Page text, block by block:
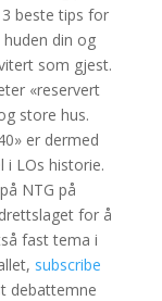
beste tips for
din og
som gjest.
«reservert
store hus.
er dermed
LOs historie.
NTG på
for å
fast tema i
subscribe
debattemne